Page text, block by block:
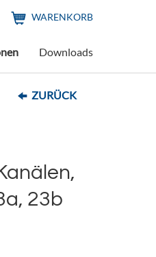
WARENKORB
Downloads
ZURÜCK
23b